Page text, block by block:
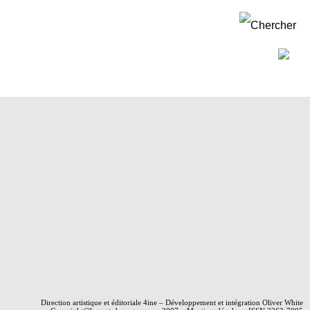
Direction artistique et éditoriale 4ine – Développement et intégration Oliver White